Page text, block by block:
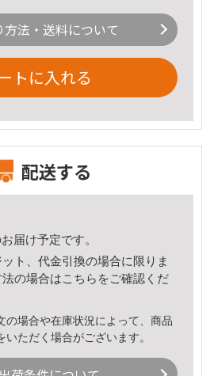
方法・送料について
トに入れる
配送する
届け予定です。
ト、代金引換の場合に限りま
の場合はこちら をご確認くだ
場合や在庫状況によって、商品
ただく場合がございます。